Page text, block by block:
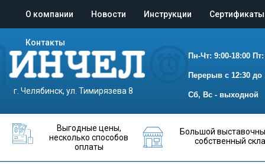
О компании Новости Инструкции Сертификаты
Контакты
г. Челябинск, ул. Тимирязева 8
Пн-Чт: 9:00-18:00
Перерыв с 12:30 до
Сб, Вс - выходной
Выгодные цены,
несколько способов
оплаты
Большой
собственный